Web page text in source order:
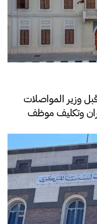
وزير المواصلات
وتكليف موظف